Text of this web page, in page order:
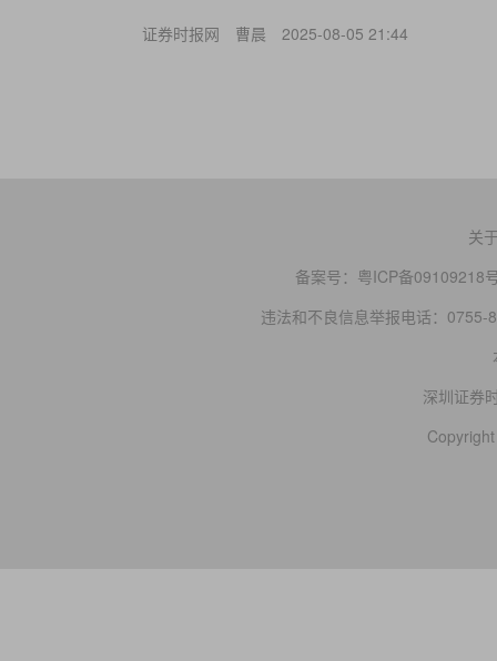
证券时报网 曹晨 2025-08-05 21:44
关
备案号： 粤ICP备09109218
违法和不良信息举报电话：0755-
深圳证券